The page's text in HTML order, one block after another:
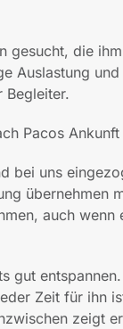
gesucht, die
Auslastung
Begleiter.
Pacos Ankunft
bei uns
übernehmen
auch
gut
Zeit für ihn
zeigt